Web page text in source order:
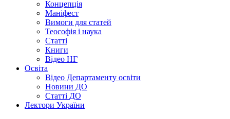
Концепція
Маніфест
Вимоги для статей
Теософія і наука
Статті
Книги
Відео НГ
Освіта
Відео Департаменту освіти
Новини ДО
Статті ДО
Лектори України